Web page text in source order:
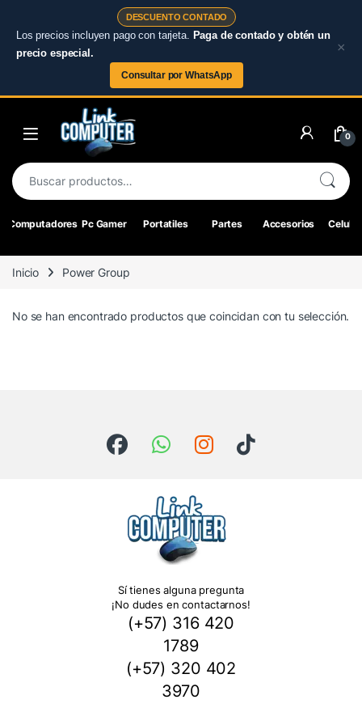
DESCUENTO CONTADO
Los precios incluyen pago con tarjeta. Paga de contado y obtén un
precio especial.
Consultar por WhatsApp
×
Skip to navigation
0
Buscar por:
Computadores Pc Gamer Portatiles Partes Accesorios
Inicio Power Group
No se han encontrado productos que coincidan con tu selección.
Sí tienes alguna pregunta
¡No dudes en contactarnos!
(+57) 316 420
1789
(+57) 320 402
3970